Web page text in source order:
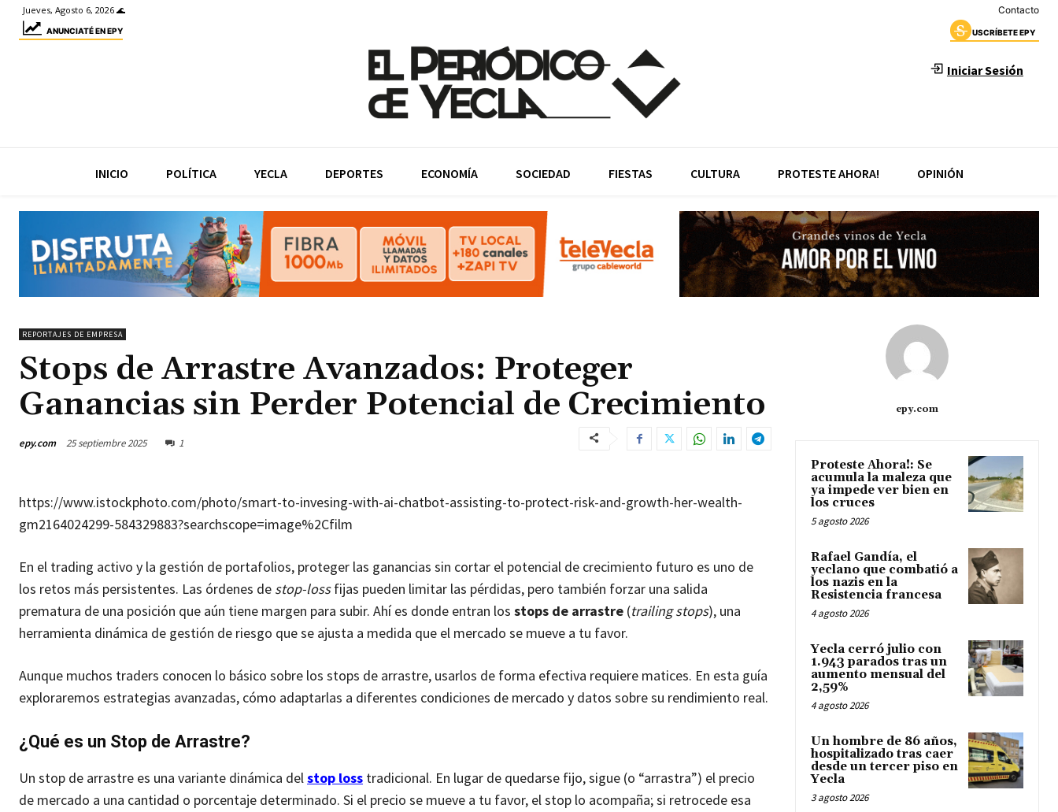
Jueves, Agosto 6, 2026 🌊 Contacto
ANUNCIATÉ EN EPY USCRÍBETE EPY
Iniciar Sesión
INICIO POLÍTICA YECLA DEPORTES ECONOMÍA SOCIEDAD FIESTAS CULTURA PROTESTE AHORA! OPINIÓN
REPORTAJES DE EMPRESA
Stops de Arrastre Avanzados: Proteger
Ganancias sin Perder Potencial de Crecimiento
epy.com 25 septiembre 2025 1
https://www.istockphoto.com/photo/smart-to-invesing-with-ai-chatbot-assisting-to-protect-risk-and-growth-her-wealth-
gm2164024299-584329883?searchscope=image%2Cfilm
En el trading activo y la gestión de portafolios, proteger las ganancias sin cortar el potencial de crecimiento futuro es uno de
los retos más persistentes. Las órdenes de stop-lossfijas pueden limitar las pérdidas, pero también forzar una salida
prematura de una posición que aún tiene margen para subir. Ahí es donde entran los stops de arrastre (trailing stops), una
herramienta dinámica de gestión de riesgo que se ajusta a medida que el mercado se mueve a tu favor.
Aunque muchos traders conocen lo básico sobre los stops de arrastre, usarlos de forma efectiva requiere matices. En esta guía
exploraremos estrategias avanzadas, cómo adaptarlas a diferentes condiciones de mercado y datos sobre su rendimiento real.
¿Qué es un Stop de Arrastre?
Un stop de arrastre es una variante dinámica delstop loss tradicional. En lugar de quedarse fijo, sigue (o “arrastra”) el precio
de mercado a una cantidad o porcentaje determinado. Si el precio se mueve a tu favor, el stop lo acompaña; si retrocede esa
epy.com
Proteste Ahora!: Se
acumula la maleza que
ya impede ver bien en
los cruces
5 agosto 2026
Rafael Gandía, el
yeclano que combatió a
los nazis en la
Resistencia francesa
4 agosto 2026
Yecla cerró julio con
1.943 parados tras un
aumento mensual del
2,59%
4 agosto 2026
Un hombre de 86 años,
hospitalizado tras caer
desde un tercer piso en
Yecla
3 agosto 2026